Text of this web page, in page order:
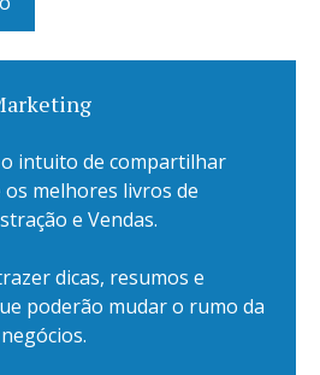
o intuito de compartilhar
melhores livros de
e Vendas.
dicas, resumos e
poderão mudar o rumo da